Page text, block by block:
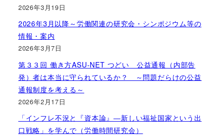
2026年3月19日
2026年3月以降～労働関連の研究会・シンポジウム等の
情報・案内
2026年3月7日
第３３回 働き方ASU-NET つどい 公益通報（内部告
発）者は本当に守られているか？ ～問題だらけの公益
通報制度を考える～
2026年2月17日
「インフレ不況と『資本論』―新しい福祉国家という出
口戦略」を学んで（労働時間研究会）